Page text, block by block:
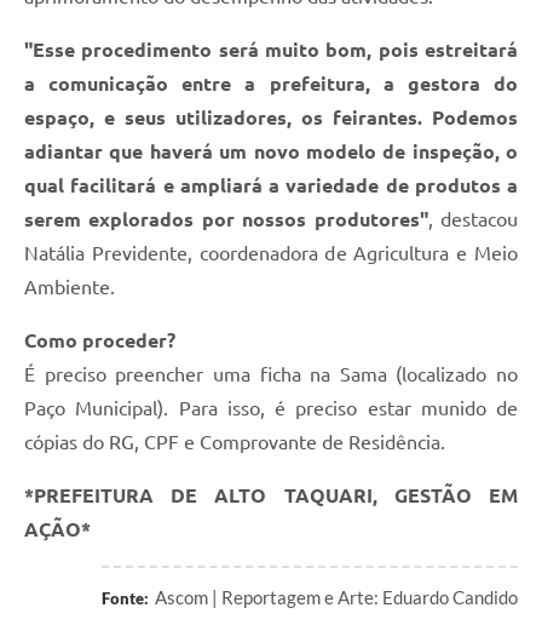
"Esse procedimento será muito bom, pois estreitará
a comunicação entre a prefeitura, a gestora do
espaço, e seus utilizadores, os feirantes. Podemos
adiantar que haverá um novo modelo de inspeção, o
qual facilitará e ampliará a variedade de produtos a
serem explorados por nossos produtores", destacou
Natália Previdente, coordenadora de Agricultura e Meio
Ambiente.
Como proceder?
É preciso preencher uma ficha na Sama (localizado no
Paço Municipal). Para isso, é preciso estar munido de
cópias do RG, CPF e Comprovante de Residência.
*PREFEITURA DE ALTO TAQUARI, GESTÃO EM
AÇÃO*
Fonte: Ascom | Reportagem e Arte: Eduardo Candido